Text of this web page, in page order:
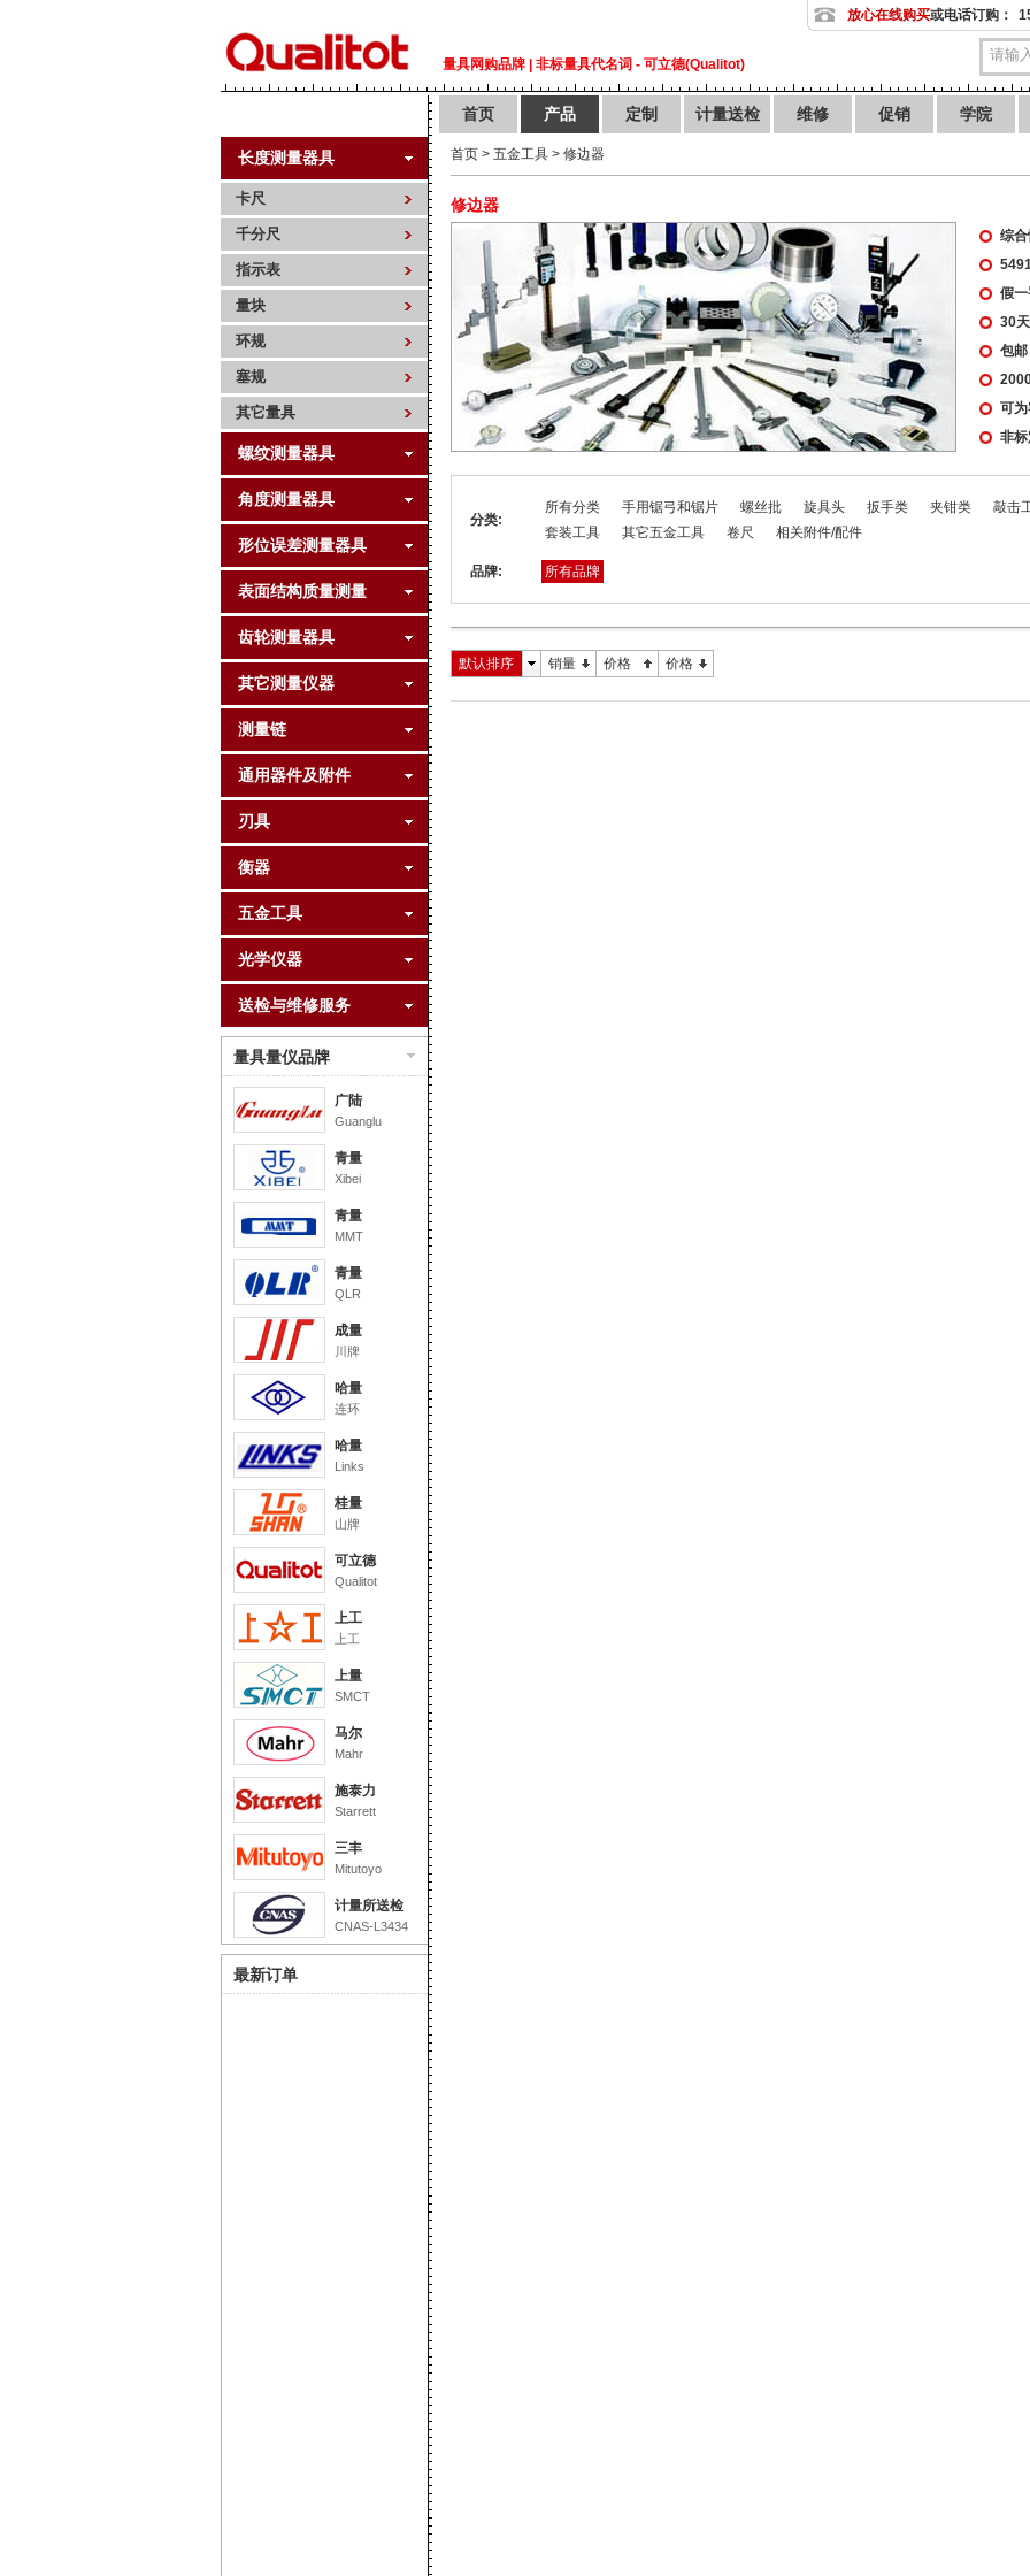
放心在线购买或电话订购：
量具网购品牌 | 非标量具代名词 - 可立德(Qualitot)
长度测量器具
卡尺
千分尺
指示表
量块
环规
塞规
其它量具
螺纹测量器具
角度测量器具
形位误差测量器具
表面结构质量测量
齿轮测量器具
其它测量仪器
测量链
通用器件及附件
刃具
衡器
五金工具
光学仪器
送检与维修服务
量具量仪品牌
广陆
Guanglu
青量
Xibei
青量
MMT
青量
QLR
成量
川牌
哈量
连环
哈量
Links
桂量
山牌
可立德
Qualitot
上工
上工
上量
SMCT
马尔
Mahr
施泰力
Starrett
三丰
Mitutoyo
计量所送检
CNAS-L3434
最新订单
首页 产品 定制 计量送检 维修 促销 学院
首页 > 五金工具 > 修边器
修边器
综
假
30
包邮
可
非
分类:
所有分类 手用锯弓和锯片 螺丝批 旋具头 扳手类 夹钳类 敲击
套装工具
其它五金工具 卷尺 相关附件/配件
品牌: 所有品牌
默认排序 销量 价格 价格